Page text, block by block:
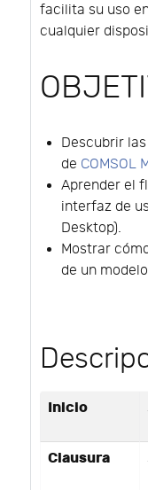
facilita su uso
cualquier
Descubrir
de COMSOL
Aprender el
interfaz de
Desktop).
Mostrar
de un
Inicio
Clausura